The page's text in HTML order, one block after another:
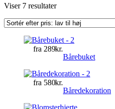
Viser 7 resultaterSorteret
pris:
til
høj
289kr.
Bårebuket
580kr.
Båredekoration